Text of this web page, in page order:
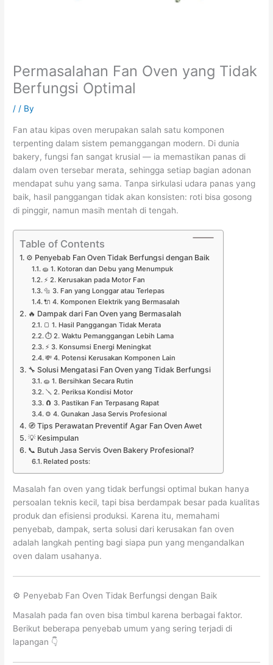
Permasalahan Fan Oven yang Tidak
Berfungsi Optimal
/ / By
Fan atau kipas oven merupakan salah satu komponen
terpenting dalam sistem pemanggangan modern. Di dunia
bakery, fungsi fan sangat krusial — ia memastikan panas di
dalam oven tersebar merata, sehingga setiap bagian adonan
mendapat suhu yang sama. Tanpa sirkulasi udara panas yang
baik, hasil panggangan tidak akan konsisten: roti bisa gosong
di pinggir, namun masih mentah di tengah.
Table of Contents
⚙️ Penyebab Fan Oven Tidak Berfungsi dengan Baik
🧽 1. Kotoran dan Debu yang Menumpuk
⚡ 2. Kerusakan pada Motor Fan
🔩 3. Fan yang Longgar atau Terlepas
🔌 4. Komponen Elektrik yang Bermasalah
🔥 Dampak dari Fan Oven yang Bermasalah
🍞 1. Hasil Panggangan Tidak Merata
⏱️ 2. Waktu Pemanggangan Lebih Lama
⚡ 3. Konsumsi Energi Meningkat
💸 4. Potensi Kerusakan Komponen Lain
🔧 Solusi Mengatasi Fan Oven yang Tidak Berfungsi
🧽 1. Bersihkan Secara Rutin
🪛 2. Periksa Kondisi Motor
🧲 3. Pastikan Fan Terpasang Rapat
⚙️ 4. Gunakan Jasa Servis Profesional
🧭 Tips Perawatan Preventif Agar Fan Oven Awet
💡 Kesimpulan
📞 Butuh Jasa Servis Oven Bakery Profesional?
Related posts:
Masalah fan oven yang tidak berfungsi optimal bukan hanya
persoalan teknis kecil, tapi bisa berdampak besar pada kualitas
produk dan efisiensi produksi. Karena itu, memahami
penyebab, dampak, serta solusi dari kerusakan fan oven
adalah langkah penting bagi siapa pun yang mengandalkan
oven dalam usahanya.
⚙️ Penyebab Fan Oven Tidak Berfungsi dengan Baik
Masalah pada fan oven bisa timbul karena berbagai faktor.
Berikut beberapa penyebab umum yang sering terjadi di
lapangan 👇